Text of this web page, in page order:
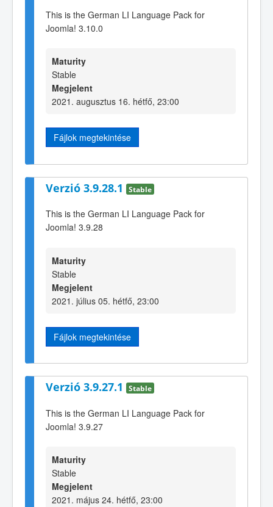
This is the German LI Language Pack for
Joomla! 3.10.0
Maturity
Stable
Megjelent
2021. augusztus 16. hétfő, 23:00
Fájlok megtekintése
Verzió 3.9.28.1 Stable
This is the German LI Language Pack for
Joomla! 3.9.28
Maturity
Stable
Megjelent
2021. július 05. hétfő, 23:00
Fájlok megtekintése
Verzió 3.9.27.1 Stable
This is the German LI Language Pack for
Joomla! 3.9.27
Maturity
Stable
Megjelent
2021. május 24. hétfő, 23:00